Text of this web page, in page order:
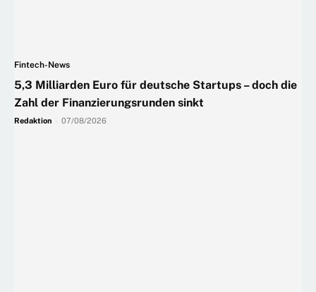
Fintech-News
5,3 Milliarden Euro für deutsche Startups – doch die
Zahl der Finanzierungsrunden sinkt
Redaktion 07/08/2026